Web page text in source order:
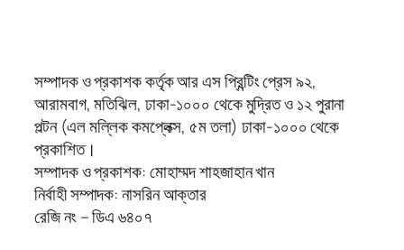
সম্পাদক ও প্রকাশক কর্তৃক আর এস প্রিন্টিং প্রেস ৯২,
আরামবাগ, মতিঝিল, ঢাকা-১০০০ থেকে মুদ্রিত ও ১২ পুরানা
পল্টন (এল মল্লিক কমপ্লেক্স, ৫ম তলা) ঢাকা-১০০০ থেকে
প্রকাশিত।
সম্পাদক ও প্রকাশক: মোহাম্মদ শাহজাহান খান
নির্বাহী সম্পাদক: নাসরিন আক্তার
রেজি নং – ডিএ ৬৪০৭